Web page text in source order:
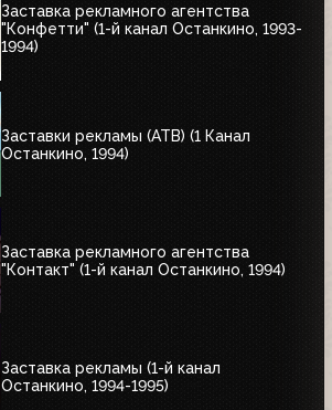
Заставка рекламного агентства
"Конфетти" (1-й канал Останкино, 1993-
1994)
Заставки рекламы (АТВ) (1 Канал
Останкино, 1994)
Заставка рекламного агентства
"Контакт" (1-й канал Останкино, 1994)
Заставка рекламы (1-й канал
Останкино, 1994-1995)